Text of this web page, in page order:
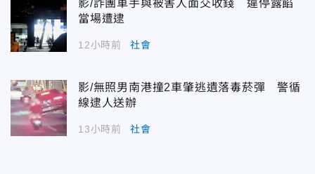
影/詐團車手與被害人面交收錢 違停露餡
當場遭逮
12小時前 社會
影/無照男南港撞2車肇逃遺落毒菸彈 警循
線逮人送辦
13小時前 社會